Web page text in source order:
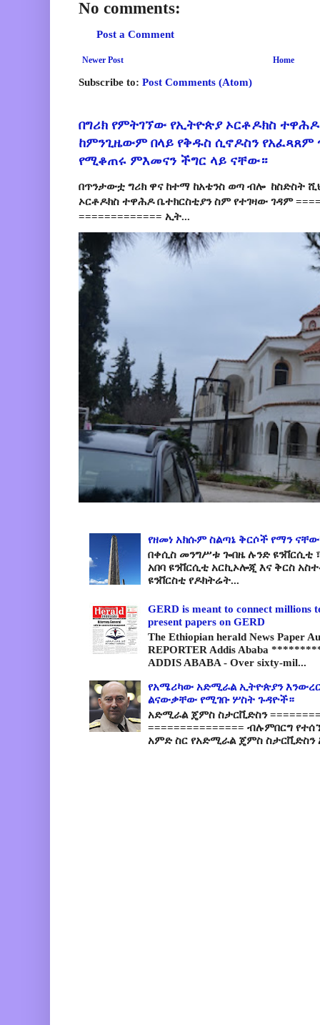
No comments:
Post a Comment
Newer Post Home
Subscribe to: Post Comments (Atom)
በግሪክ የምትገኘው የኢትዮጵያ ኦርቶዶክስ
ከምንጊዜውም በላይ የቅዱስ ሲኖዶስን የአፈጻጸም
የሚቆጠሩ ምእመናን ችግር ላይ ናቸው።
በጥንታውቷ ግሪክ ዋና ከተማ ከአቴንስ ወጣ ብሎ ከስድስት
ኦርቶዶክስ ተዋሕዶ ቤተክርስቲያን ስም የተገዛው ገዳም
============= ኢት...
የዘመነ አክሱም ስልጣኔ ቅርሶች የማን
በቀሲስ መንግሥቱ ጐበዜ ሉንድ ዩንቨርሲቲ
አበባ ዩንቨርሲቲ አርኪኦሎጂ እና ቅርስ
ዩንቨርስቲ የዶክትሬት...
GERD is meant to connect millions
present papers on GERD
The Ethiopian herald News Paper
REPORTER Addis Ababa
ADDIS ABABA - Over sixty-mil...
የአሜሪካው አድሚራል ኢትዮጵያን
ልናውቃቸው የሚገቡ ሦስት ጉዳዮች።
አድሚራል ጄምስ ስታርቪድስን
=============== ብሉምበርግ
አምድ ስር የአድሚራል ጄምስ ስታርቪድስን